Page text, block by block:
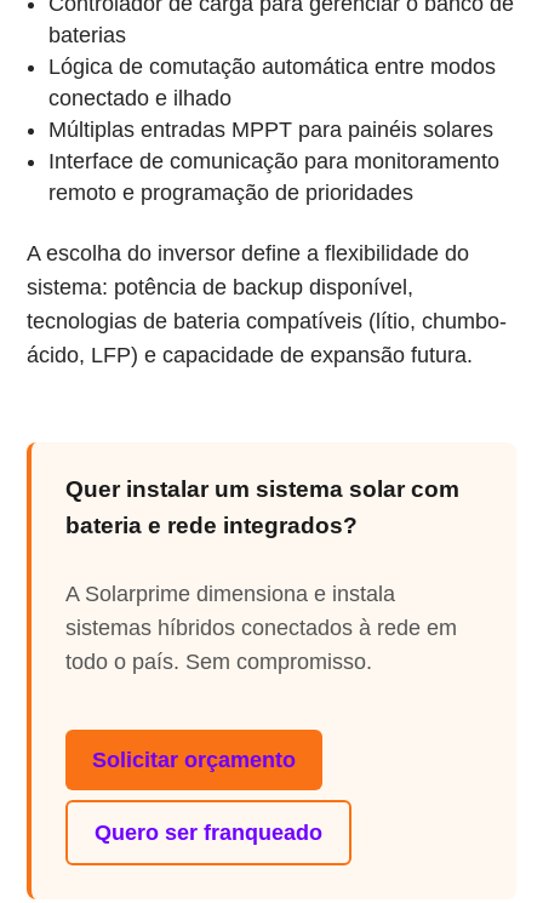
baterias
Lógica de comutação automática entre modos
conectado e ilhado
Múltiplas entradas MPPT para painéis solares
Interface de comunicação para monitoramento
remoto e programação de prioridades
A escolha do inversor define a flexibilidade do
sistema: potência de backup disponível,
tecnologias de bateria compatíveis (lítio, chumbo-
ácido, LFP) e capacidade de expansão futura.
Quer instalar um sistema solar com
bateria e rede integrados?
A Solarprime dimensiona e instala
sistemas híbridos conectados à rede em
todo o país. Sem compromisso.
Solicitar orçamento
Quero ser franqueado